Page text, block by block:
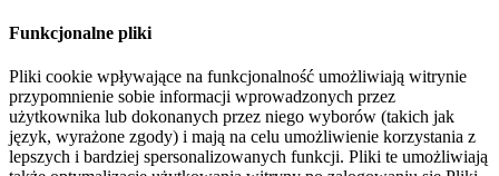
Funkcjonalne pliki
Pliki cookie wpływające na funkcjonalność umożliwiają witrynie
przypomnienie sobie informacji wprowadzonych przez
użytkownika lub dokonanych przez niego wyborów (takich jak
język, wyrażone zgody) i mają na celu umożliwienie korzystania z
lepszych i bardziej spersonalizowanych funkcji. Pliki te umożliwiają